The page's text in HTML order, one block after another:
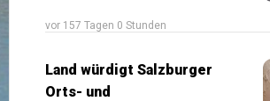
vor 157 Tagen 0 Stunden
Land würdigt Salzburger
Orts- und